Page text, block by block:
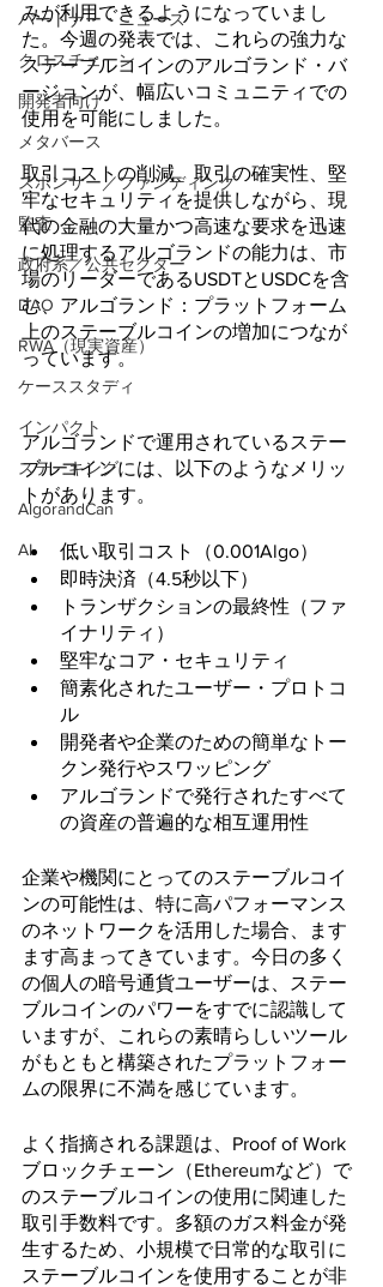
パートナー・ニュース
クロスチェーン
開発者向け
メタバース
スポンサー／ファンディング
監査
政府系／公共セクター
DAO
RWA（現実資産）
ケーススタディ
インパクト
ステーキング
AlgorandCan
AI
みが利用できるようになっていまし
た。今週の発表では、これらの強力な
ステーブルコインのアルゴランド・バ
ージョンが、幅広いコミュニティでの
使用を可能にしました。
取引コストの削減、取引の確実性、堅
牢なセキュリティを提供しながら、現
代の金融の大量かつ高速な要求を迅速
に処理するアルゴランドの能力は、市
場のリーダーであるUSDTとUSDCを含
む、アルゴランド：プラットフォーム
上のステーブルコインの増加につなが
っています。
アルゴランドで運用されているステー
ブルコインには、以下のようなメリッ
トがあります。
低い取引コスト（0.001Algo）
即時決済（4.5秒以下）
トランザクションの最終性（ファ
イナリティ）
堅牢なコア・セキュリティ
簡素化されたユーザー・プロトコ
ル
開発者や企業のための簡単なトー
クン発行やスワッピング
アルゴランドで発行されたすべて
の資産の普遍的な相互運用性
企業や機関にとってのステーブルコイ
ンの可能性は、特に高パフォーマンス
のネットワークを活用した場合、ます
ます高まってきています。今日の多く
の個人の暗号通貨ユーザーは、ステー
ブルコインのパワーをすでに認識して
いますが、これらの素晴らしいツール
がもともと構築されたプラットフォー
ムの限界に不満を感じています。
よく指摘される課題は、Proof of Work
ブロックチェーン（Ethereumなど）で
のステーブルコインの使用に関連した
取引手数料です。多額のガス料金が発
生するため、小規模で日常的な取引に
ステーブルコインを使用することが非